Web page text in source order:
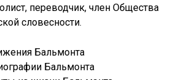
переводчик, член Общества
словесности.
Бальмонта
Бальмонта